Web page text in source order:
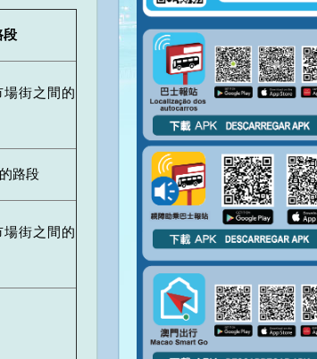
段
場街之間的
路段
場街之間的
請先包裹好易碎物品
才上車。
嚴禁在車廂內吸煙。
請勿攜帶大型物件上
巴士。
上車後請盡量行入車
廂中間。
巴士未停穩，請勿上
落車。
請於指定車門上落
車。
請勿阻塞行人通道。
請勿將身體任何部分
伸出車窗外。